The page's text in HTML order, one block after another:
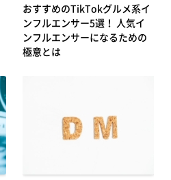
おすすめのTikTokグルメ系イ
ンフルエンサー5選！ 人気イ
ンフルエンサーになるための
極意とは